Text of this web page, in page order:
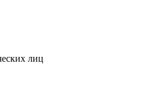
лиц